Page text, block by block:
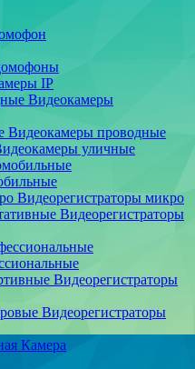
IP
Видеокамеры
Видеокамеры проводные
уличные
Видеорегистраторы микро
Видеорегистраторы
Видеорегистраторы
Видеорегистраторы
Камера